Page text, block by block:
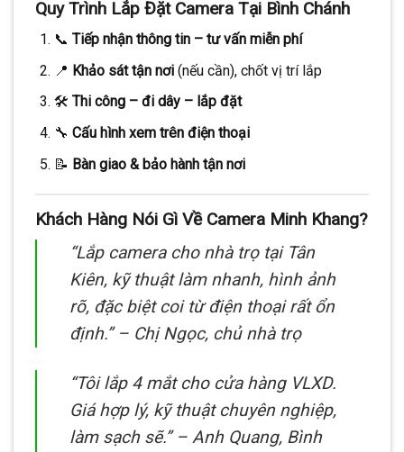
Quy Trình Lắp Đặt Camera Tại Bình Chánh
📞 Tiếp nhận thông tin – tư vấn miễn phí
📍 Khảo sát tận nơi(nếu cần), chốt vị trí lắp
🛠️ Thi công – đi dây – lắp đặt
🔧 Cấu hình xem trên điện thoại
📝 Bàn giao & bảo hành tận nơi
Khách Hàng Nói Gì Về Camera Minh Khang?
“Lắp camera cho nhà trọ tại Tân
Kiên, kỹ thuật làm nhanh, hình ảnh
rõ, đặc biệt coi từ điện thoại rất ổn
định.” – Chị Ngọc, chủ nhà trọ
“Tôi lắp 4 mắt cho cửa hàng VLXD.
Giá hợp lý, kỹ thuật chuyên nghiệp,
làm sạch sẽ.” – Anh Quang, Bình